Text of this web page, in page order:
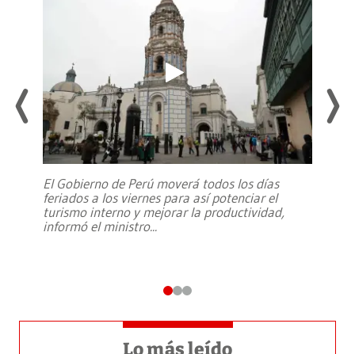
El Gobierno de Perú moverá todos los días
feriados a los viernes para así potenciar el
turismo interno y mejorar la productividad,
informó el ministro...